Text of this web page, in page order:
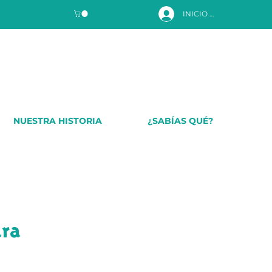
NUESTRA HISTORIA ¿SABÍAS QUÉ?
INICIO DE SESIÓN